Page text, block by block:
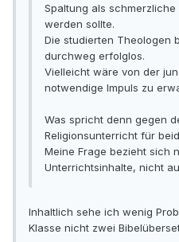
Spaltung als
werden sollte.
Die studierten Theologen
durchweg erfolglos.
Vielleicht wäre von der
notwendige Impuls zu
Was spricht denn gegen
Religionsunterricht für
Meine Frage bezieht sich
Unterrichtsinhalte, nicht
Inhaltlich sehe ich wenig
Klasse nicht zwei